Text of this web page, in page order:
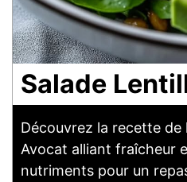
Salade
Découvrez la recette de
Avocat alliant fraîcheur
nutriments pour un